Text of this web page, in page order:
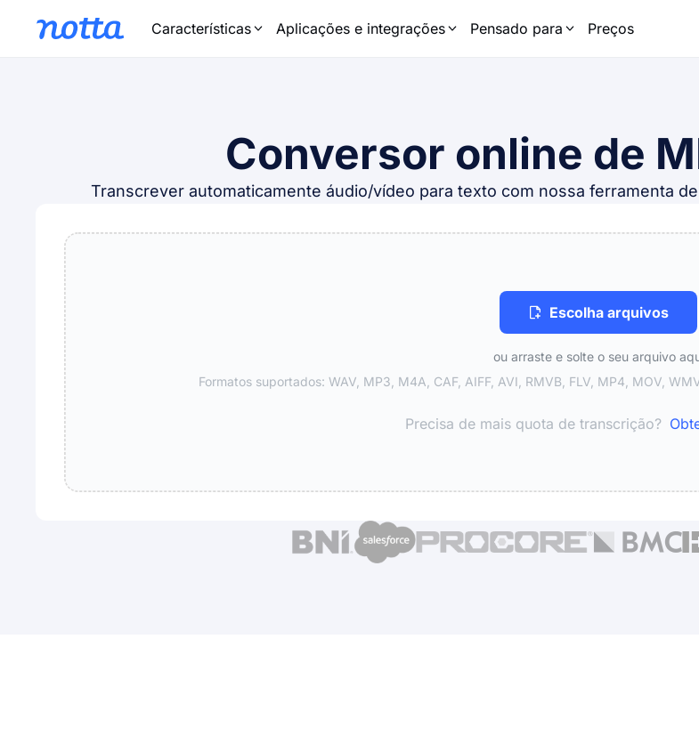
Características Aplicações e integrações Pensado para Preços
Conversor online de
Transcrever automaticamente áudio/vídeo para texto com nossa ferramenta
Escolha arquivos
ou arraste e solte o seu arquivo
Formatos suportados: WAV, MP3, M4A, CAF, AIFF, AVI, RMVB, FLV, MP4, MOV,
Precisa de mais quota de transcrição?